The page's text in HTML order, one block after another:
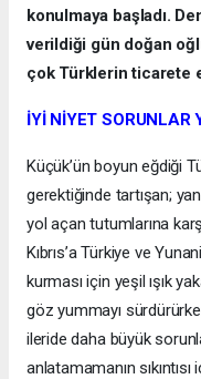
konulmaya başladı.
verildiği gün doğan
çok Türklerin ticarete
İYİ NİYET SORUNLAR
Küçük’ün boyun eğdiği
gerektiğinde tartışan;
yol açan tutumlarına
Kıbrıs’a Türkiye ve
kurması için yeşil ışık
göz yummayı
ileride daha büyük
anlatamamanın